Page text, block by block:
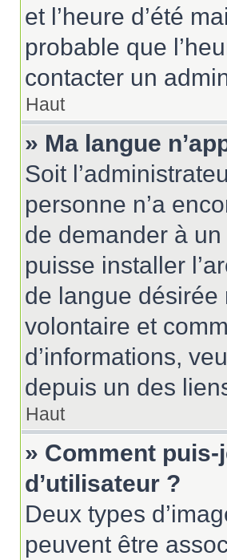
et l’heure d’été
probable que
contacter un
Haut
» Ma langue
Soit
personne n’a
de demander à un
puisse installer
de langue désirée
volontaire et
d’informations,
depuis un des
Haut
» Comment
d’utilisateur ?
Deux types
peuvent être